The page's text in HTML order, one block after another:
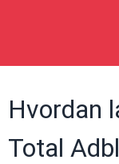
Hvordan
Total